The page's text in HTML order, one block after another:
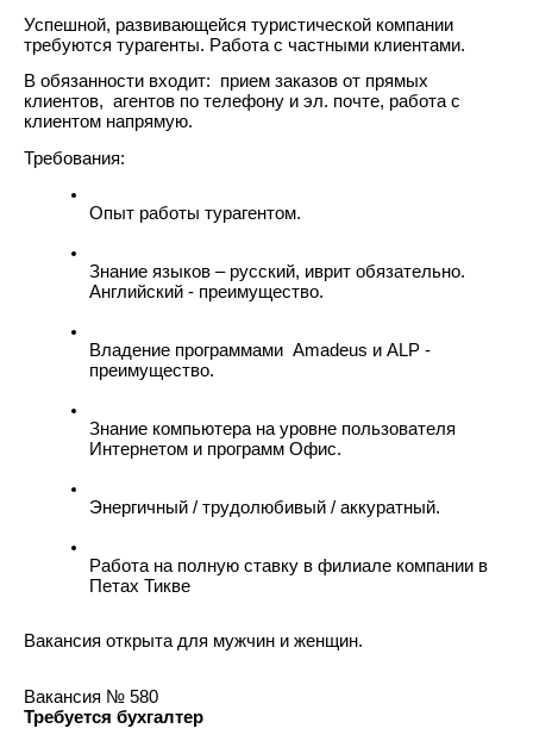
Успешной, развивающейся туристической компании
требуются турагенты. Работа с частными клиентами.
В обязанности входит:  прием заказов от прямых
клиентов,  агентов по телефону и эл. почте, работа с
клиентом напрямую.
Требования:
Опыт работы турагентом.
Знание языков – русский, иврит обязательно.
Английский - преимущество.
Владение программами  Amadeus и ALP -
преимущество.
Знание компьютера на уровне пользователя
Интернетом и программ Офис.
Энергичный / трудолюбивый / аккуратный.
Работа на полную ставку в филиале компании в
Петах Тикве
Вакансия открыта для мужчин и женщин.
Вакансия № 580
Требуется бухгалтер